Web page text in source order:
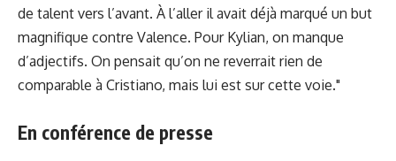
de talent vers l’avant. À l’aller il avait déjà marqué un but
magnifique contre Valence. Pour Kylian, on manque
d’adjectifs. On pensait qu’on ne reverrait rien de
comparable à Cristiano, mais lui est sur cette voie."
En conférence de presse